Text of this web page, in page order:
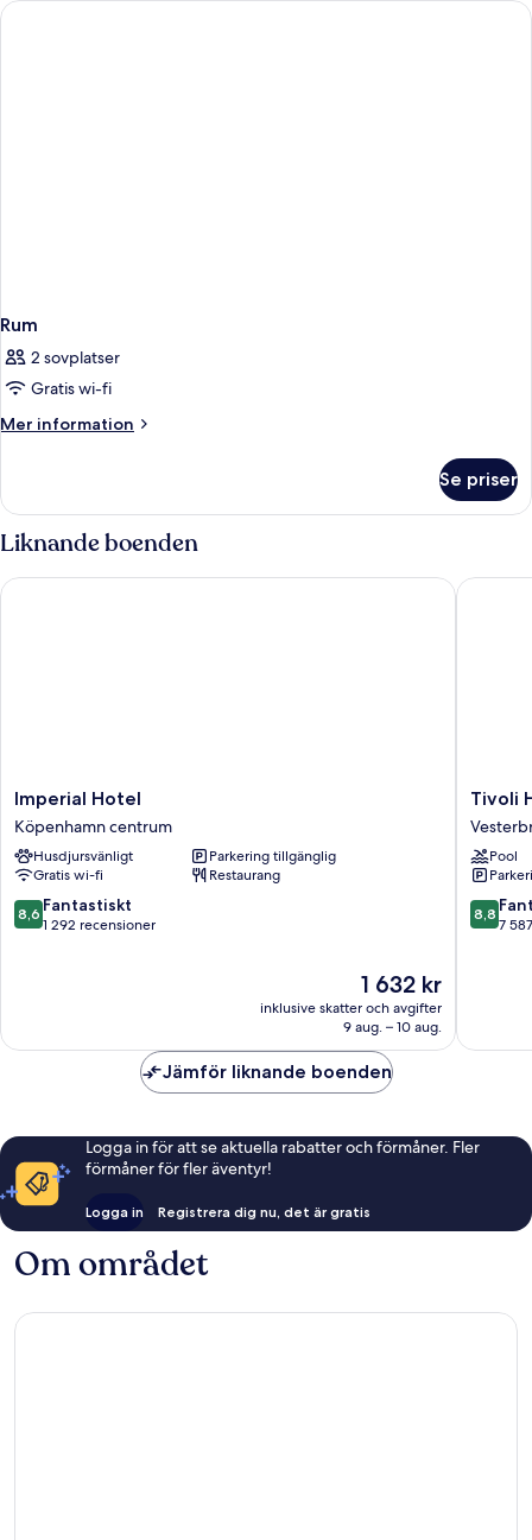
Rum
2 sovplatser
Gratis wi-fi
Mer information
Mer
Se priser
Liknande boenden
Imperial
Hotel
Köpenhamn
centrum
Imperial Hotel
Köpenhamn centrum
Husdjursvänligt
Parkering tillgänglig
Gratis wi-fi
Restaurang
8.6
av
8,6 Fantastiskt
1 292 recensioner
Priset
är
1 632 kr
1 632 kr
inklusive skatter och avgifter
9 aug. – 10 aug.
Imperial Hotel
Tivoli
Hotel
Tivoli
Pool
8.8
av
8,8
7
Tivoli
Jämför liknande boenden
Logga in för att se aktuella rabatter och förmåner. Fler
förmåner för fler äventyr!
Logga in Registrera dig nu, det är gratis
Om området